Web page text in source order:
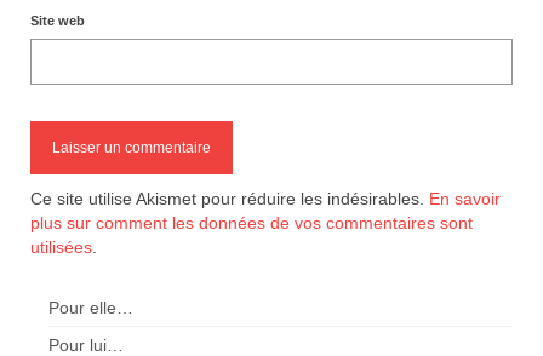
Site web
Ce site utilise Akismet pour réduire les indésirables. En savoir
plus sur comment les données de vos commentaires sont
utilisées
Pour elle…
Pour lui…